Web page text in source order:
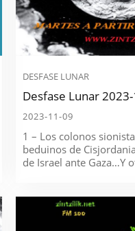
DESFASE LUNAR
Desfase Lunar
2023-11-09
1 – Los colonos
beduinos de
de Israel ante Gaza…Y